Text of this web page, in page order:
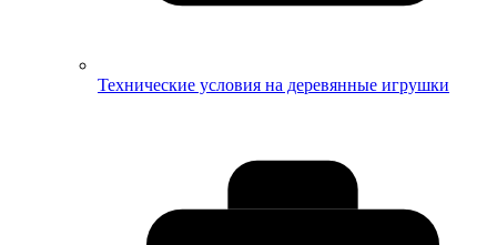
Технические условия на деревянные игрушки